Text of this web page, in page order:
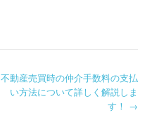
不動産売買時の仲介手数料の支払
い方法について詳しく解説しま
す！ →